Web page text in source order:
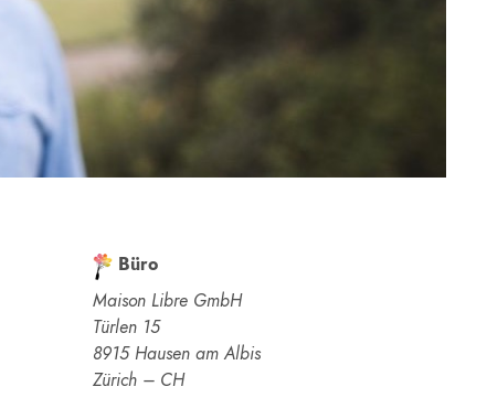
Büro
Maison Libre GmbH
Türlen 15
8915 Hausen am Albis
Zürich – CH